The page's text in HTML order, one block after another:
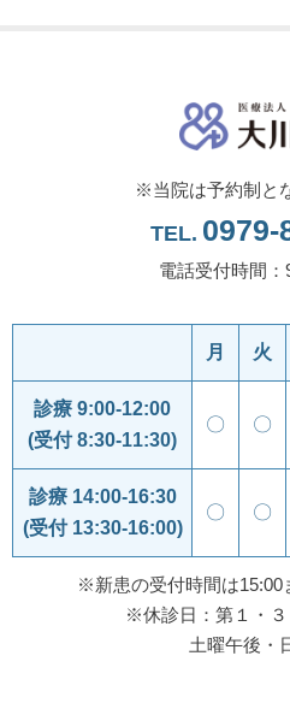
※当院は予約制と
TEL. 0979-
電話受付時間：
月 火
診療 9:00-12:00
(受付 8:30-11:30)
〇 〇
診療 14:00-16:30
(受付 13:30-16:00)
〇 〇
※新患の受付時間は15:00
※休診日：第１・３
土曜午後・